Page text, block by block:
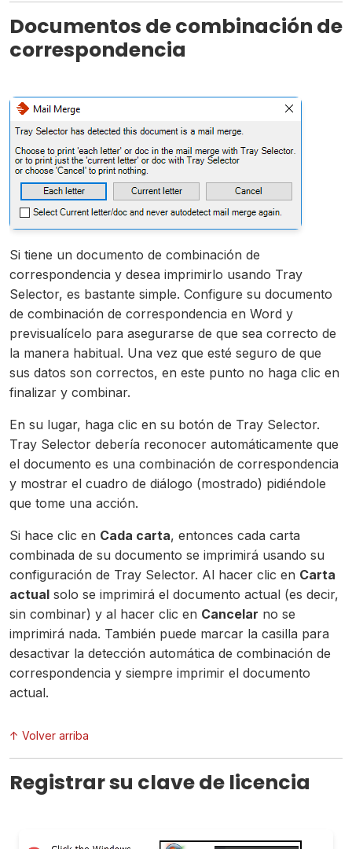
Documentos de combinación de
correspondencia
Si tiene un documento de combinación de
correspondencia y desea imprimirlo usando Tray
Selector, es bastante simple. Configure su documento
de combinación de correspondencia en Word y
previsualícelo para asegurarse de que sea correcto de
la manera habitual. Una vez que esté seguro de que
sus datos son correctos, en este punto no haga clic en
finalizar y combinar.
En su lugar, haga clic en su botón de Tray Selector.
Tray Selector debería reconocer automáticamente que
el documento es una combinación de correspondencia
y mostrar el cuadro de diálogo (mostrado) pidiéndole
que tome una acción.
Si hace clic en Cada carta, entonces cada carta
combinada de su documento se imprimirá usando su
configuración de Tray Selector. Al hacer clic en Carta
actual solo se imprimirá el documento actual (es decir,
sin combinar) y al hacer clic en Cancelar no se
imprimirá nada. También puede marcar la casilla para
desactivar la detección automática de combinación de
correspondencia y siempre imprimir el documento
actual.
↑ Volver arriba
Registrar su clave de licencia